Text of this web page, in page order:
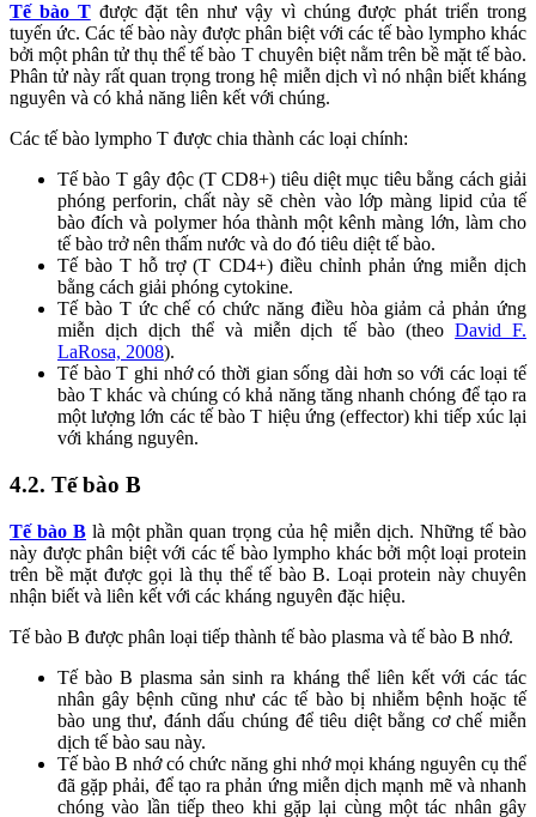
Tế bào Tđược đặt tên như vậy vì chúng được phát triển trong
tuyến ức. Các tế bào này được phân biệt với các tế bào lympho khác
bởi một phân tử thụ thể tế bào T chuyên biệt nằm trên bề mặt tế bào.
Phân tử này rất quan trọng trong hệ miễn dịch vì nó nhận biết kháng
nguyên và có khả năng liên kết với chúng.
Các tế bào lympho T được chia thành các loại chính:
Tế bào T gây độc (T CD8+) tiêu diệt mục tiêu bằng cách giải
phóng perforin, chất này sẽ chèn vào lớp màng lipid của tế
bào đích và polymer hóa thành một kênh màng lớn, làm cho
tế bào trở nên thấm nước và do đó tiêu diệt tế bào.
Tế bào T hỗ trợ (T CD4+) điều chỉnh phản ứng miễn dịch
bằng cách giải phóng cytokine.
Tế bào T ức chế có chức năng điều hòa giảm cả phản ứng
miễn dịch dịch thể và miễn dịch tế bào (theoDavid F.
LaRosa, 2008).
Tế bào T ghi nhớ có thời gian sống dài hơn so với các loại tế
bào T khác và chúng có khả năng tăng nhanh chóng để tạo ra
một lượng lớn các tế bào T hiệu ứng (effector) khi tiếp xúc lại
với kháng nguyên.
4.2. Tế bào B
Tế bào B là một phần quan trọng của hệ miễn dịch. Những tế bào
này được phân biệt với các tế bào lympho khác bởi một loại protein
trên bề mặt được gọi là thụ thể tế bào B. Loại protein này chuyên
nhận biết và liên kết với các kháng nguyên đặc hiệu.
Tế bào B được phân loại tiếp thành tế bào plasma và tế bào B nhớ.
Tế bào B plasma sản sinh ra kháng thể liên kết với các tác
nhân gây bệnh cũng như các tế bào bị nhiễm bệnh hoặc tế
bào ung thư, đánh dấu chúng để tiêu diệt bằng cơ chế miễn
dịch tế bào sau này.
Tế bào B nhớ có chức năng ghi nhớ mọi kháng nguyên cụ thể
đã gặp phải, để tạo ra phản ứng miễn dịch mạnh mẽ và nhanh
chóng vào lần tiếp theo khi gặp lại cùng một tác nhân gây